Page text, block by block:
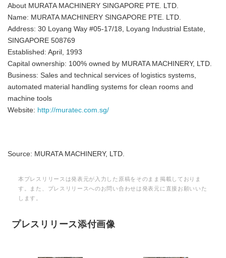
About MURATA MACHINERY SINGAPORE PTE. LTD.
Name: MURATA MACHINERY SINGAPORE PTE. LTD.
Address: 30 Loyang Way #05-17/18, Loyang Industrial Estate,
SINGAPORE 508769
Established: April, 1993
Capital ownership: 100% owned by MURATA MACHINERY, LTD.
Business: Sales and technical services of logistics systems,
automated material handling systems for clean rooms and
machine tools
Website: http://muratec.com.sg/
Source: MURATA MACHINERY, LTD.
本プレスリリースは発表元が入力した原稿をそのまま掲載しておりま
す。また、プレスリリースへのお問い合わせは発表元に直接お願いいた
します。
プレスリリース添付画像